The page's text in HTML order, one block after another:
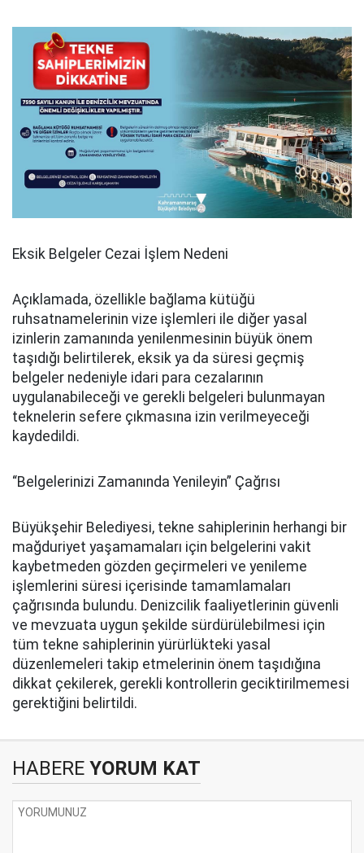
Eksik Belgeler Cezai İşlem Nedeni
Açıklamada, özellikle bağlama kütüğü
ruhsatnamelerinin vize işlemleri ile diğer yasal
izinlerin zamanında yenilenmesinin büyük önem
taşıdığı belirtilerek, eksik ya da süresi geçmiş
belgeler nedeniyle idari para cezalarının
uygulanabileceği ve gerekli belgeleri bulunmayan
teknelerin sefere çıkmasına izin verilmeyeceği
kaydedildi.
“Belgelerinizi Zamanında Yenileyin” Çağrısı
Büyükşehir Belediyesi, tekne sahiplerinin herhangi bir
mağduriyet yaşamamaları için belgelerini vakit
kaybetmeden gözden geçirmeleri ve yenileme
işlemlerini süresi içerisinde tamamlamaları
çağrısında bulundu. Denizcilik faaliyetlerinin güvenli
ve mevzuata uygun şekilde sürdürülebilmesi için
tüm tekne sahiplerinin yürürlükteki yasal
düzenlemeleri takip etmelerinin önem taşıdığına
dikkat çekilerek, gerekli kontrollerin geciktirilmemesi
gerektiğini belirtildi.
HABERE YORUM KAT